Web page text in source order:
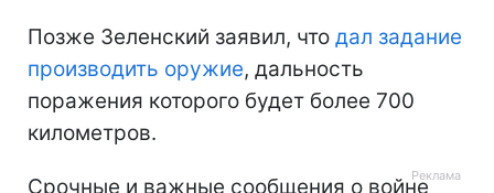
Позже Зеленский заявил, что дал задание
производить оружие, дальность
поражения которого будет более 700
километров.
Срочные и важные сообщения о войне